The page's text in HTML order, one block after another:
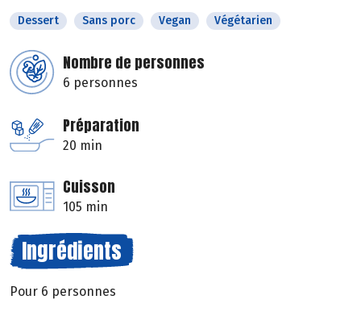
Dessert Sans porc Vegan Végétarien
Nombre de personnes
6 personnes
Préparation
20 min
Cuisson
105 min
Ingrédients
Pour 6 personnes